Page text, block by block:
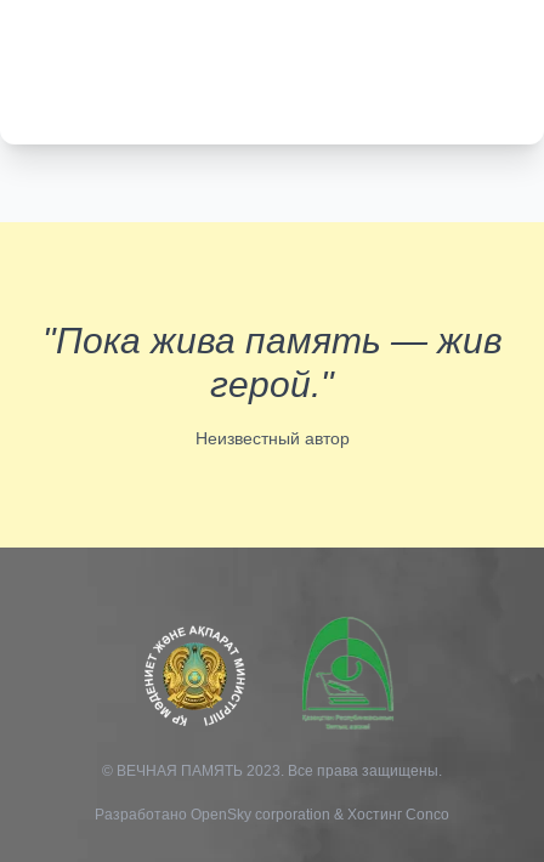
"Пока жива память — жив
герой."
Неизвестный автор
© ВЕЧНАЯ ПАМЯТЬ 2023. Все права защищены.
Разработано OpenSky corporation & Хостинг Conco